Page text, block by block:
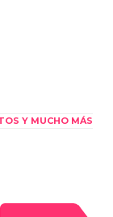
Y MUCHO MÁS